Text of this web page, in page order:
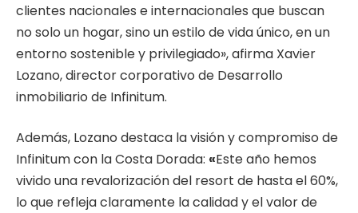
clientes nacionales e internacionales que buscan
no solo un hogar, sino un estilo de vida único, en un
entorno sostenible y privilegiado», afirma Xavier
Lozano, director corporativo de Desarrollo
inmobiliario de Infinitum.
Además, Lozano destaca la visión y compromiso de
Infinitum con la Costa Dorada: «Este año hemos
vivido una revalorización del resort de hasta el 60%,
lo que refleja claramente la calidad y el valor de